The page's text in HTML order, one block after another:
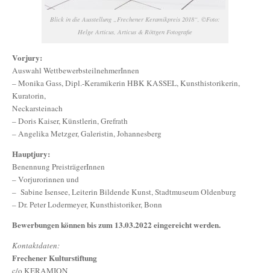
Blick in die Ausstellung „Frechener Keramikpreis 2018“, ©Foto:
Helge Articus, Articus & Röttgen Fotografie
Vorjury:
Auswahl WettbewerbsteilnehmerInnen
– Monika Gass, Dipl.-Keramikerin HBK KASSEL, Kunsthistorikerin,
Kuratorin,
Neckarsteinach
– Doris Kaiser, Künstlerin, Grefrath
– Angelika Metzger, Galeristin, Johannesberg
Hauptjury:
Benennung PreisträgerInnen
– Vorjurorinnen und
– Sabine Isensee, Leiterin Bildende Kunst, Stadtmuseum Oldenburg
– Dr. Peter Lodermeyer, Kunsthistoriker, Bonn
Bewerbungen können bis zum 13.03.2022 eingereicht werden.
Kontaktdaten:
Frechener Kulturstiftung
c/o KERAMION